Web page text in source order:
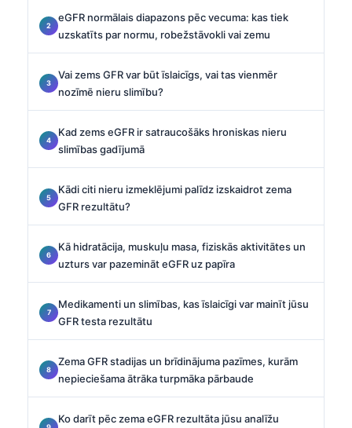
eGFR normālais diapazons pēc vecuma: kas tiek
uzskatīts par normu, robežstāvokli vai zemu
Vai zems GFR var būt īslaicīgs, vai tas vienmēr
nozīmē nieru slimību?
Kad zems eGFR ir satraucošāks hroniskas nieru
slimības gadījumā
Kādi citi nieru izmeklējumi palīdz izskaidrot zema
GFR rezultātu?
Kā hidratācija, muskuļu masa, fiziskās aktivitātes un
uzturs var pazemināt eGFR uz papīra
Medikamenti un slimības, kas īslaicīgi var mainīt jūsu
GFR testa rezultātu
Zema GFR stadijas un brīdinājuma pazīmes, kurām
nepieciešama ātrāka turpmāka pārbaude
Ko darīt pēc zema eGFR rezultāta jūsu analīžu